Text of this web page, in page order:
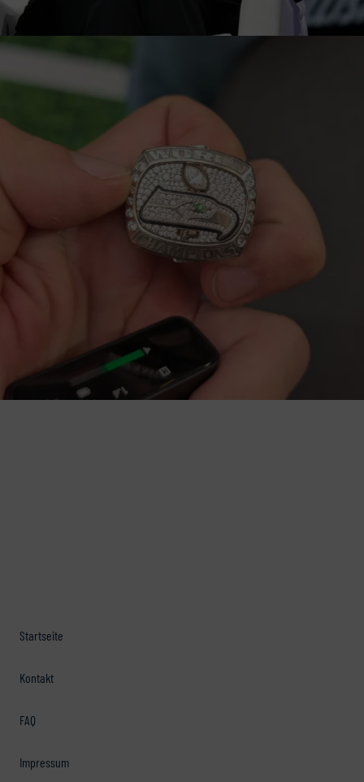
Startseite
Kontakt
FAQ
Impressum